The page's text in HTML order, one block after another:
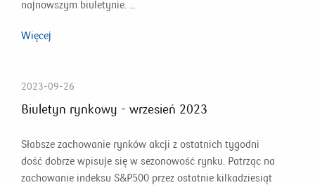
najnowszym biuletynie. ...
Więcej
2023-09-26
Biuletyn rynkowy - wrzesień 2023
Słabsze zachowanie rynków akcji z ostatnich tygodni
dość dobrze wpisuje się w sezonowość rynku. Patrząc na
zachowanie indeksu S&P500 przez ostatnie kilkadziesiąt